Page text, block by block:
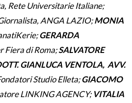
Rete Universitarie Italiane;
ANGA LAZIO;MONIA
GERARDA
Fiera di Roma;SALVATORE
GIANLUCA VENTOLA, AVV.
Studio Elleta;GIACOMO
LINKING AGENCY; VITALIA